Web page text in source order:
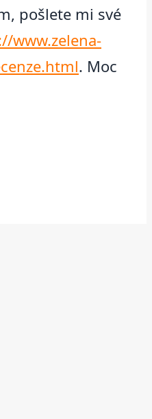
pošlete mi své
www.zelena-
. Moc